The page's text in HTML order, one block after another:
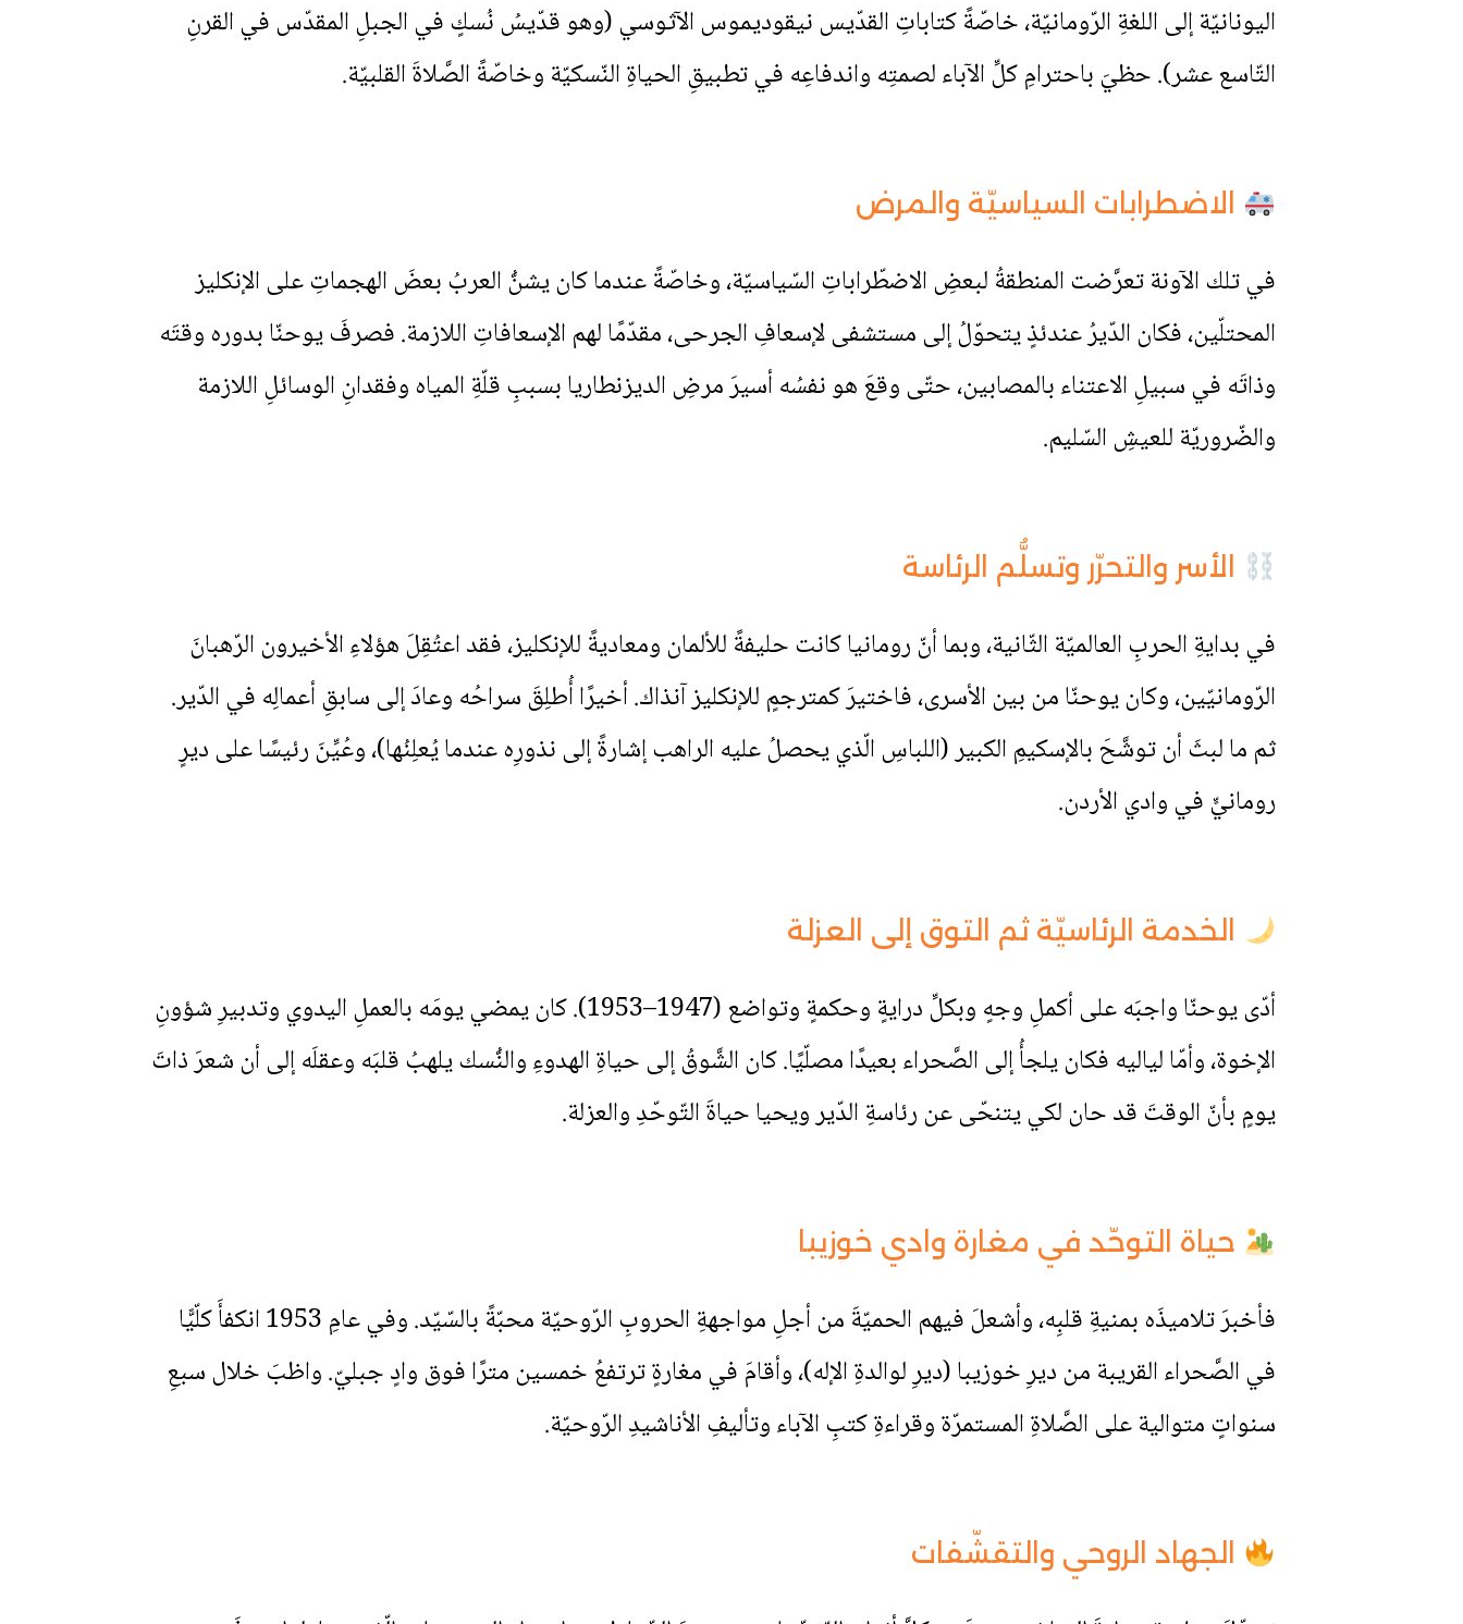
اليونانيّة إلى اللغةِ الرّومانيّة، خاصّةً كتاباتِ القدّيس نيقوديموس الآثوسي (وهو قدّيسُ نُسكٍ في الجبلِ المقدّس في القرنِ
التّاسع عشر). حظيَ باحترامِ كلِّ الآباء لصمتِه واندفاعِه في تطبيقِ الحياةِ النّسكيّة وخاصّةً الصَّلاةَ القلبيّة.
الاضطرابات السياسيّة والمرض
في تلك الآونة تعرَّضت المنطقةُ لبعضِ الاضطّراباتِ السّياسيّة، وخاصّةً عندما كان يشنُّ العربُ بعضَ الهجماتِ على الإنكليز
المحتلّين، فكان الدّيرُ عندئذٍ يتحوّلُ إلى مستشفى لإسعافِ الجرحى، مقدّمًا لهم الإسعافاتِ اللازمة. فصرفَ يوحنّا بدوره وقتَه
وذاتَه في سبيلِ الاعتناء بالمصابين، حتّى وقعَ هو نفسُه أسيرَ مرضِ الديزنطاريا بسببِ قلّةِ المياه وفقدانِ الوسائلِ اللازمة
والضّروريّة للعيشِ السّليم.
الأسر والتحرّر وتسلُّم الرئاسة
في بدايةِ الحربِ العالميّة الثّانية، وبما أنّ رومانيا كانت حليفةً للألمان ومعاديةً للإنكليز، فقد اعتُقِلَ هؤلاءِ الأخيرون الرّهبانَ
الرّومانيّين، وكان يوحنّا من بين الأسرى، فاختيرَ كمترجمٍ للإنكليز آنذاك. أخيرًا أُطلِقَ سراحُه وعادَ إلى سابقِ أعمالِه في الدّير.
ثم ما لبثَ أن توشَّحَ بالإسكيمِ الكبير (اللباسِ الّذي يحصلُ عليه الراهب إشارةً إلى نذورِه عندما يُعلِنُها)، وعُيِّنَ رئيسًا على ديرٍ
رومانيٍّ في وادي الأردن.
الخدمة الرئاسيّة ثم التوق إلى العزلة
أدّى يوحنّا واجبَه على أكملِ وجهٍ وبكلِّ درايةٍ وحكمةٍ وتواضع (1947–1953). كان يمضي يومَه بالعملِ اليدوي وتدبيرِ شؤونِ
الإخوة، وأمّا لياليه فكان يلجأُ إلى الصَّحراء بعيدًا مصلّيًا. كان الشَّوقُ إلى حياةِ الهدوءِ والنُّسك يلهبُ قلبَه وعقلَه إلى أن شعرَ ذاتَ
يومٍ بأنّ الوقتَ قد حان لكي يتنحّى عن رئاسةِ الدّير ويحيا حياةَ التّوحّدِ والعزلة.
حياة التوحّد في مغارة وادي خوزيبا
فأخبرَ تلاميذَه بمنيةِ قلبِه، وأشعلَ فيهم الحميّةَ من أجلِ مواجهةِ الحروبِ الرّوحيّة محبّةً بالسّيّد. وفي عامِ 1953 انكفأَ كلّيًّا
في الصَّحراء القريبة من ديرِ خوزيبا (ديرِ لوالدةِ الإله)، وأقامَ في مغارةٍ ترتفعُ خمسين مترًا فوق وادٍ جبليّ. واظبَ خلال سبعِ
سنواتٍ متوالية على الصَّلاةِ المستمرّة وقراءةِ كتبِ الآباء وتأليفِ الأناشيدِ الرّوحيّة.
الجهاد الروحي والتقشّفات